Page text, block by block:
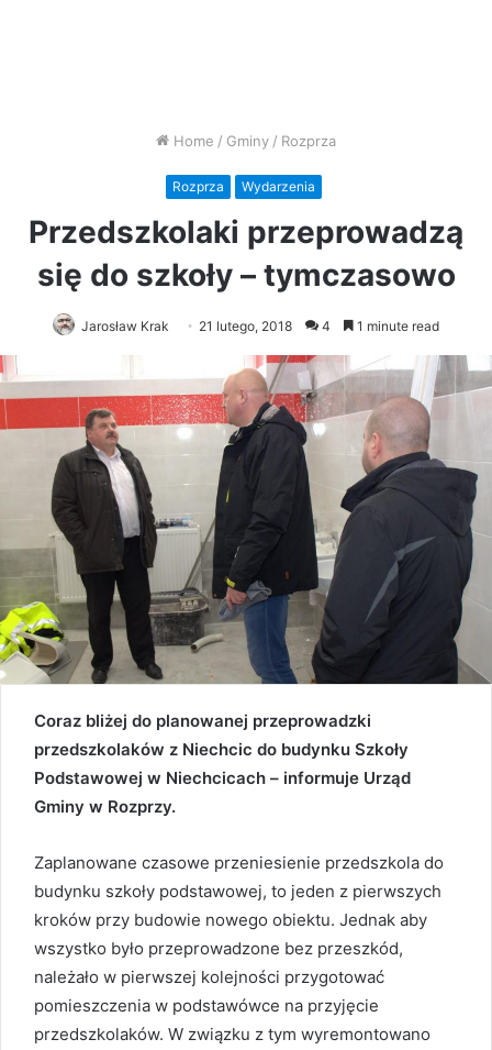
Home / Gminy / Rozprza
Rozprza Wydarzenia
Przedszkolaki przeprowadzą
się do szkoły – tymczasowo
Jarosław Krak 21 lutego, 2018 4 1 minute read
Coraz bliżej do planowanej przeprowadzki
przedszkolaków z Niechcic do budynku Szkoły
Podstawowej w Niechcicach – informuje Urząd
Gminy w Rozprzy.
Zaplanowane czasowe przeniesienie przedszkola do
budynku szkoły podstawowej, to jeden z pierwszych
kroków przy budowie nowego obiektu. Jednak aby
wszystko było przeprowadzone bez przeszkód,
należało w pierwszej kolejności przygotować
pomieszczenia w podstawówce na przyjęcie
przedszkolaków. W związku z tym wyremontowano